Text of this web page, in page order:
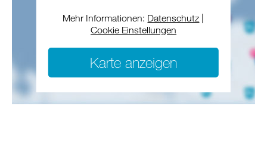
Mehr Informationen: Datenschutz
Cookie Einstellungen
Karte anzeigen